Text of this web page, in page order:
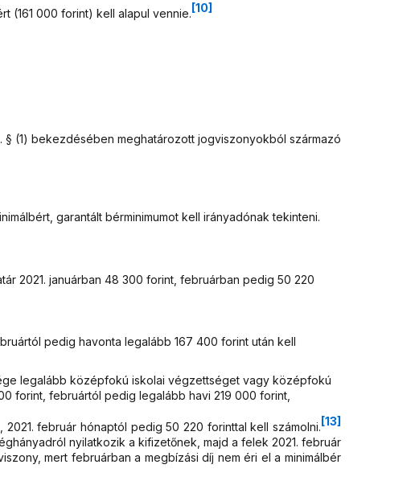
(161 000 forint) kell alapul vennie. [10]
(1) bekezdésében meghatározott jogviszonyokból származó
garantált bérminimumot kell irányadónak tekinteni.
2021. januárban 48 300 forint, februárban pedig 50 220
pedig havonta legalább 167 400 forint után kell
legalább középfokú iskolai végzettséget vagy középfokú
forint, februártól pedig legalább havi 219 000 forint,
február hónaptól pedig 50 220 forinttal kell számolni. [13]
nyilatkozik a kifizetőnek, majd a felek 2021. február
mert februárban a megbízási díj nem éri el a minimálbér